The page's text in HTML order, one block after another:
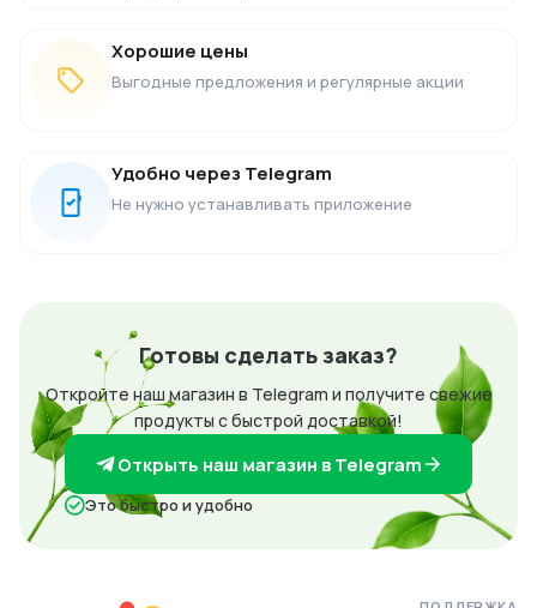
Хорошие цены
Выгодные предложения и регулярные акции
Удобно через Telegram
Не нужно устанавливать приложение
Готовы сделать заказ?
Откройте наш магазин в Telegram и получите свежие
продукты с быстрой доставкой!
Открыть наш магазин в Telegram
Это быстро и удобно